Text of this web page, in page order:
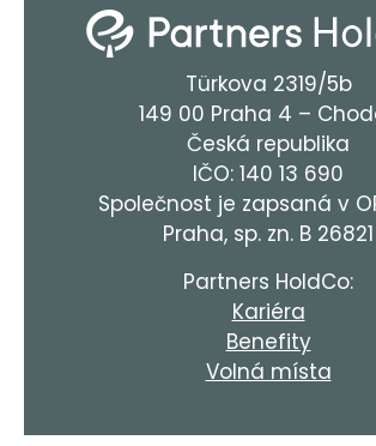
Türkova 2319/5b
149 00 Praha 4 –
Česká republika
IČO: 140 13 690
Společnost je zapsaná v
Praha, sp. zn. B 26821
Partners HoldCo:
Kariéra
Benefity
Volná místa